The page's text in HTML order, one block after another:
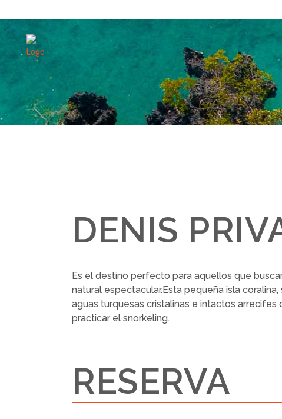
DENIS
Es el destino perfecto para aquellos que
natural espectacular.Esta pequeña isla
aguas turquesas cristalinas e intactos
practicar el snorkeling.
RESERVA